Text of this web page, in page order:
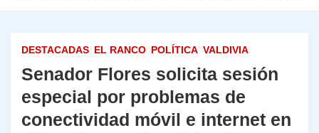
DESTACADAS EL RANCO POLÍTICA VALDIVIA
Senador Flores solicita sesión
especial por problemas de
conectividad móvil e internet en